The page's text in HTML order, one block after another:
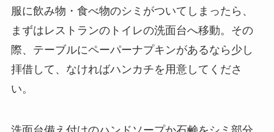
服に飲み物・食べ物のシミがついてしまったら、
まずはレストランのトイレの洗面台へ移動。その
際、テーブルにペーパーナプキンがあるなら少し
拝借して、なければハンカチを用意してくださ
い。